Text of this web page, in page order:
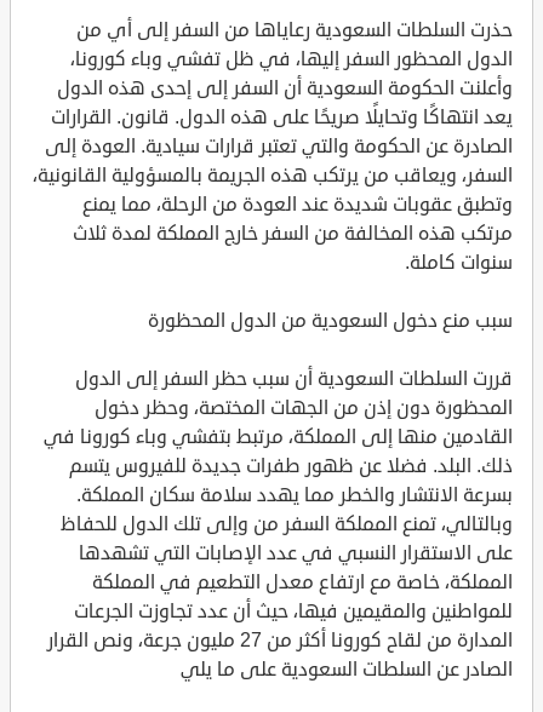
حذرت السلطات السعودية رعاياها من السفر إلى أي من
الدول المحظور السفر إليها، في ظل تفشي وباء كورونا،
وأعلنت الحكومة السعودية أن السفر إلى إحدى هذه الدول
يعد انتهاكًا وتحايلًا صريحًا على هذه الدول. قانون. القرارات
الصادرة عن الحكومة والتي تعتبر قرارات سيادية. العودة إلى
السفر، ويعاقب من يرتكب هذه الجريمة بالمسؤولية القانونية،
وتطبق عقوبات شديدة عند العودة من الرحلة، مما يمنع
مرتكب هذه المخالفة من السفر خارج المملكة لمدة ثلاث
سنوات كاملة.
سبب منع دخول السعودية من الدول المحظورة
قررت السلطات السعودية أن سبب حظر السفر إلى الدول
المحظورة دون إذن من الجهات المختصة، وحظر دخول
القادمين منها إلى المملكة، مرتبط بتفشي وباء كورونا في
ذلك. البلد. فضلا عن ظهور طفرات جديدة للفيروس يتسم
بسرعة الانتشار والخطر مما يهدد سلامة سكان المملكة.
وبالتالي، تمنع المملكة السفر من وإلى تلك الدول للحفاظ
على الاستقرار النسبي في عدد الإصابات التي تشهدها
المملكة، خاصة مع ارتفاع معدل التطعيم في المملكة
للمواطنين والمقيمين فيها، حيث أن عدد تجاوزت الجرعات
المدارة من لقاح كورونا أكثر من 27 مليون جرعة، ونص القرار
الصادر عن السلطات السعودية على ما يلي